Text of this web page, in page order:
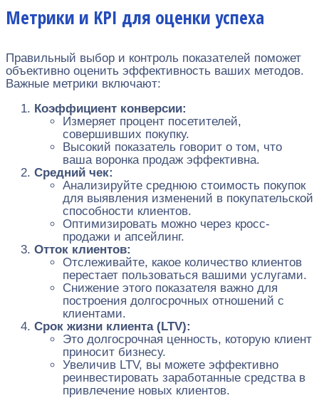
Метрики и KPI для оценки успеха
Правильный выбор и контроль показателей поможет
объективно оценить эффективность ваших методов.
Важные метрики включают:
Коэффициент конверсии:
Измеряет процент посетителей,
совершивших покупку.
Высокий показатель говорит о том, что
ваша воронка продаж эффективна.
Средний чек:
Анализируйте среднюю стоимость покупок
для выявления изменений в покупательской
способности клиентов.
Оптимизировать можно через кросс-
продажи и апсейлинг.
Отток клиентов:
Отслеживайте, какое количество клиентов
перестает пользоваться вашими услугами.
Снижение этого показателя важно для
построения долгосрочных отношений с
клиентами.
Срок жизни клиента (LTV):
Это долгосрочная ценность, которую клиент
приносит бизнесу.
Увеличив LTV, вы можете эффективно
реинвестировать заработанные средства в
привлечение новых клиентов.